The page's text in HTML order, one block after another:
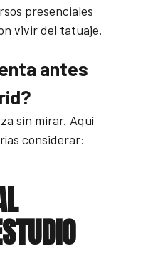
presenciales
vivir del tatuaje.
antes
sin mirar. Aquí
considerar: